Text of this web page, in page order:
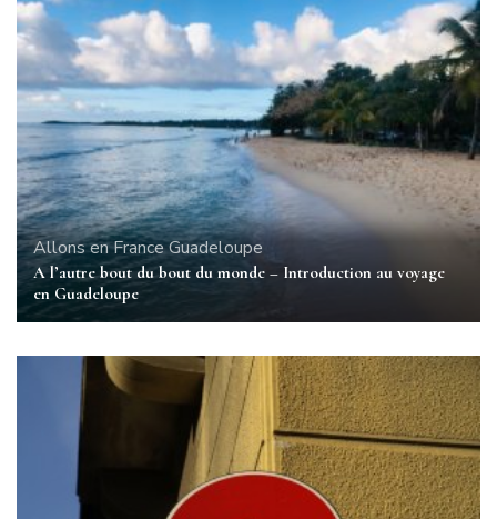
Allons en FranceGuadeloupe
A l’autre bout du bout du monde – Introduction au voyage
en Guadeloupe